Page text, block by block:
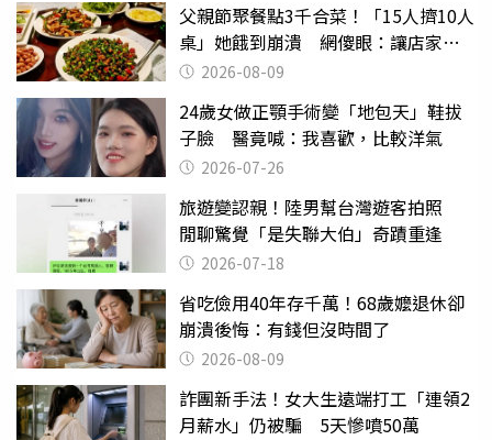
父親節聚餐點3千合菜！「15人擠10人
桌」她餓到崩潰 網傻眼：讓店家看
笑話2026-08-09
24歲女做正顎手術變「地包天」鞋拔
子臉 醫竟喊：我喜歡，比較洋氣
2026-07-26
旅遊變認親！陸男幫台灣遊客拍照
閒聊驚覺「是失聯大伯」奇蹟重逢
2026-07-18
省吃儉用40年存千萬！68歲嬤退休卻
崩潰後悔：有錢但沒時間了
2026-08-09
詐團新手法！女大生遠端打工「連領2
月薪水」仍被騙 5天慘噴50萬